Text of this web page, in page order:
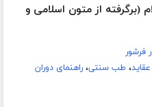
(برگرفته از متون اسلامی و
فرشور
، طب سنتی،راهنمای دوران